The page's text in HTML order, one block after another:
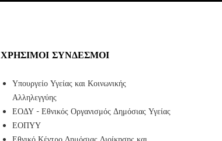
ΧΡΉΣΙΜΟΙ ΣΎΝΔΕΣΜΟΙ
Υπουργείο Υγείας και Κοινωνικής
Αλληλεγγύης
ΕΟΔΥ - Εθνικός Οργανισμός Δημόσιας Υγείας
ΕΟΠΥΥ